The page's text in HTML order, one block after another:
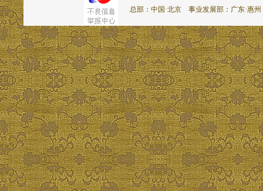
总部：中国·北京 事业发展部：广东·惠